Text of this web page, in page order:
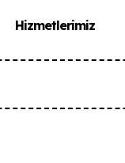
Hizmetlerimiz